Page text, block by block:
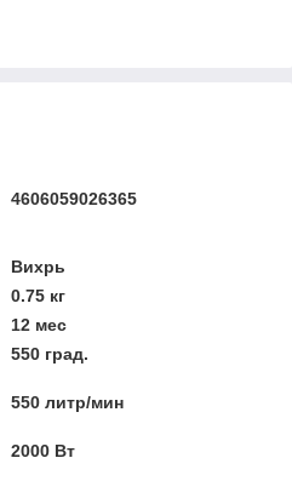
4606059026365
Вихрь
0.75 кг
12 мес
550 град.
550 литр/мин
2000 Вт